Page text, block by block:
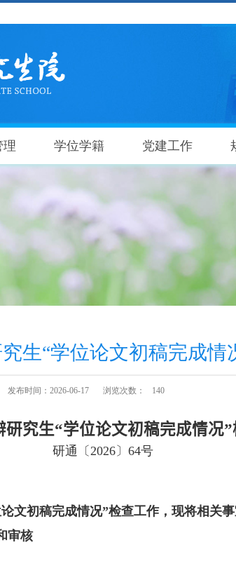
理 学位学籍 党建工作
生“学位论文初稿完成情
发布时间：2026-06-17 浏览次数： 140
研究生“学位论文初稿完成情况”
研通〔2026〕 64号
文初稿完成情况”检查工作，现将相关事
审核